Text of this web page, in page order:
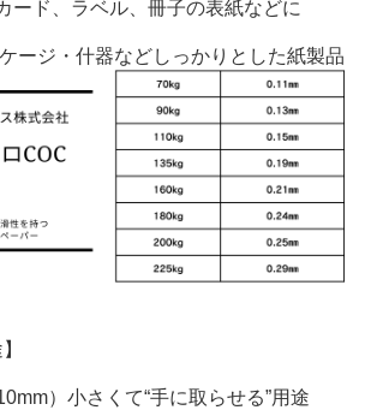
ード、ラベル、冊子の表紙などに
ージ・什器などしっかりとした紙製品
）小さくて“手に取らせる”用途